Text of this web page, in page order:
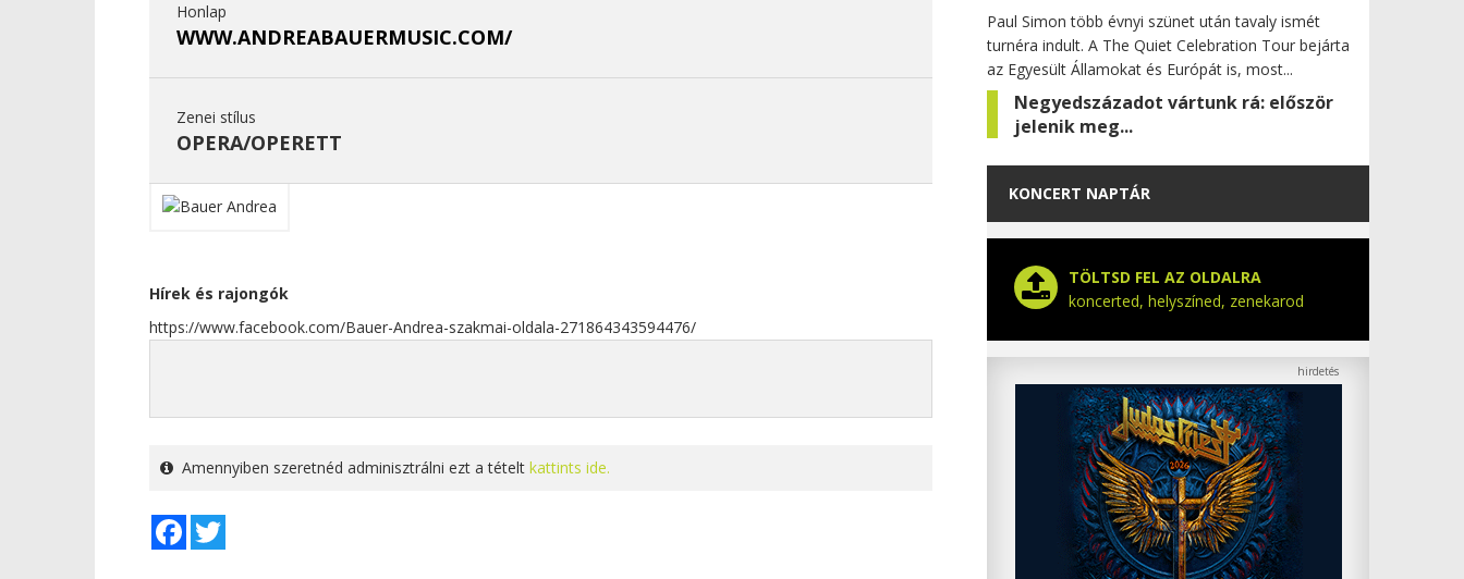
Honlap
WWW.ANDREABAUERMUSIC.COM/
Zenei stílus
OPERA/OPERETT
Hírek és rajongók
https://www.facebook.com/Bauer-Andrea-szakmai-oldala-271864343594476/
Amennyiben szeretnéd adminisztrálni ezt a tételt kattints ide.
Facebook
Paul Simon több évnyi szünet után tavaly ismét
turnéra indult. A The Quiet Celebration Tour bejárta
az Egyesült Államokat és Európát is, most...
Negyedszázadot vártunk rá: először
jelenik meg...
KONCERT NAPTÁR
TÖLTSD FEL AZ OLDALRA
koncerted, helyszíned, zenekarod